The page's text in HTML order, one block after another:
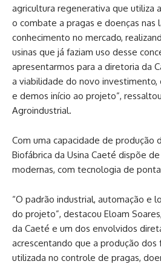
agricultura regenerativa que utiliza
o combate a pragas e doenças nas
conhecimento no mercado,
usinas que já faziam uso desse
apresentarmos para a diretoria da
a viabilidade do novo
e demos início ao projeto”,
Agroindustrial.
Com uma capacidade de produção
Biofábrica da Usina Caeté dispõe
modernas, com tecnologia de
“O padrão industrial, automação e
do projeto”, destacou Eloam
da Caeté e um dos envolvidos
acrescentando que a produção dos
utilizada no controle de pragas,